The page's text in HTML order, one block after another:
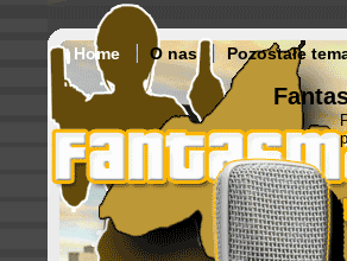
Home O nas Pozostałe